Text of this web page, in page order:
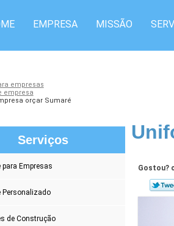
EMPRESA MISSÃO
empresas
empresa
orçar Sumaré
Serviços
para Empresas
Personalizado
de Construção
Gostou?